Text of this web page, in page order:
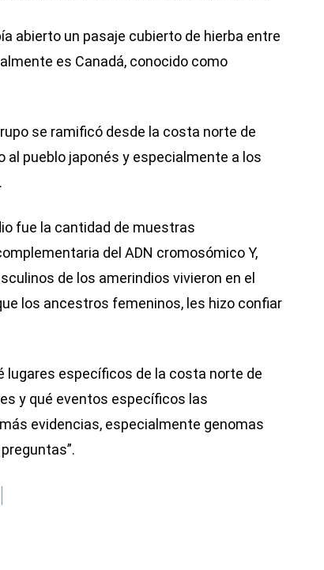
abierto un pasaje cubierto de hierba entre
es Canadá, conocido como
se ramificó desde la costa norte de
al pueblo japonés y especialmente a los
fue la cantidad de muestras
del ADN cromosómico Y,
de los amerindios vivieron en el
los ancestros femeninos, les hizo confiar
lugares específicos de la costa norte de
y qué eventos específicos las
evidencias, especialmente genomas